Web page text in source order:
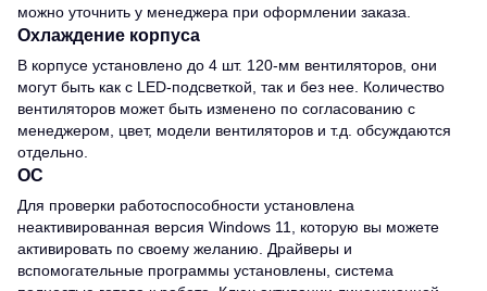
можно уточнить у менеджера при оформлении заказа.
Охлаждение корпуса
В корпусе установлено до 4 шт. 120-мм вентиляторов, они
могут быть как с LED-подсветкой, так и без нее. Количество
вентиляторов может быть изменено по согласованию с
менеджером, цвет, модели вентиляторов и т.д. обсуждаются
отдельно.
OC
Для проверки работоспособности установлена
неактивированная версия Windows 11, которую вы можете
активировать по своему желанию. Драйверы и
вспомогательные программы установлены, система